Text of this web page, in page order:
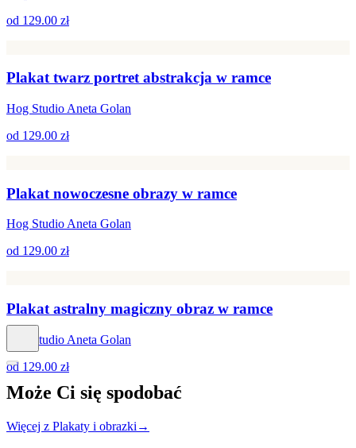
od 129.00 zł
Plakat twarz portret abstrakcja w ramce
Hog Studio Aneta Golan
od 129.00 zł
Plakat nowoczesne obrazy w ramce
Hog Studio Aneta Golan
od 129.00 zł
Plakat astralny magiczny obraz w ramce
Hog Studio Aneta Golan
od 129.00 zł
Może Ci się spodobać
Więcej z Plakaty i obrazki →